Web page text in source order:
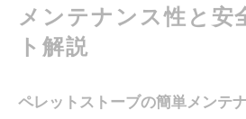
メンテナンス性と安
ト解説
ペレットストーブの簡単メンテ